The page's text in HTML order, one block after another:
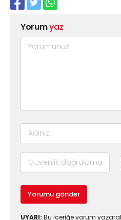
Yorumyaz
Yorumu gönder
UYARI: Bu içeriğe yorum